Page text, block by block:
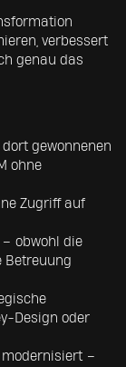
verbessert
genau das
gewonnenen
ohne
Zugriff auf
obwohl die
Betreuung
Design oder
–